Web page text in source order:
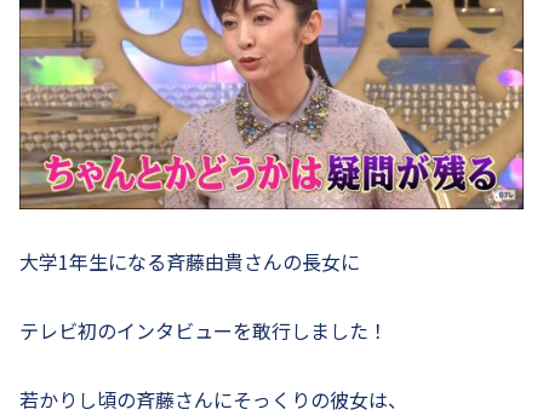
大学1年生になる斉藤由貴さんの長女に
テレビ初のインタビューを敢行しました！
若かりし頃の斉藤さんにそっくりの彼女は、